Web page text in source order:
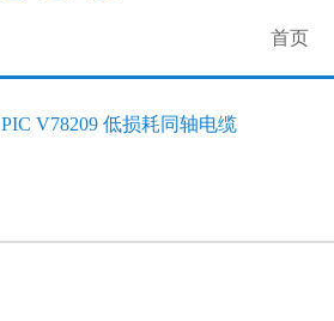
首页
PIC V78209 低损耗同轴电缆